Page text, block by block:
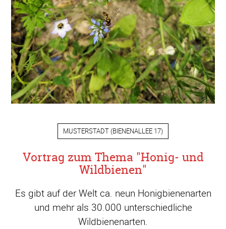
MUSTERSTADT (BIENENALLEE 17)
Vortrag zum Thema "Honig- und
Wildbienen"
Es gibt auf der Welt ca. neun Honigbienenarten
und mehr als 30.000 unterschiedliche
Wildbienenarten.